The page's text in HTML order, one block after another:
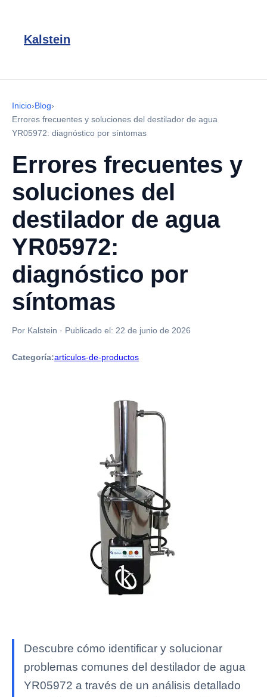
Kalstein
Inicio›Blog›
Errores frecuentes y soluciones del destilador de agua
YR05972: diagnóstico por síntomas
Errores frecuentes y
soluciones del
destilador de agua
YR05972:
diagnóstico por
síntomas
Por Kalstein · Publicado el: 22 de junio de 2026
Categoría:articulos-de-productos
Descubre cómo identificar y solucionar
problemas comunes del destilador de agua
YR05972 a través de un análisis detallado